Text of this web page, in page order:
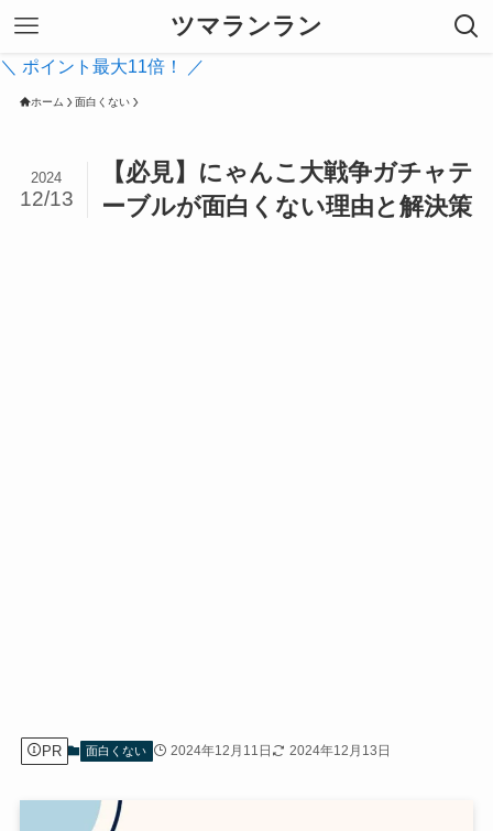
ツマランラン
＼ ポイント最大11倍！ ／
ホーム 面白くない
【必見】にゃんこ大戦争ガチャテ
ーブルが面白くない理由と解決策
2024
12/13
PR 面白くない 2024年12月11日 2024年12月13日